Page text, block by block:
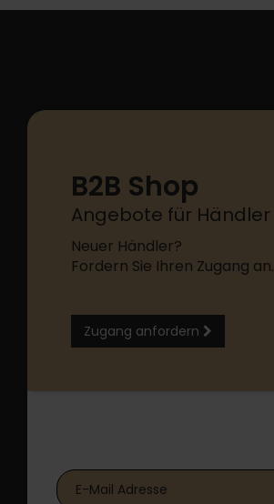
B2B Shop
Angebote für Händler
Neuer Händler?
Fordern Sie Ihren Zugang an.
Zugang anfordern